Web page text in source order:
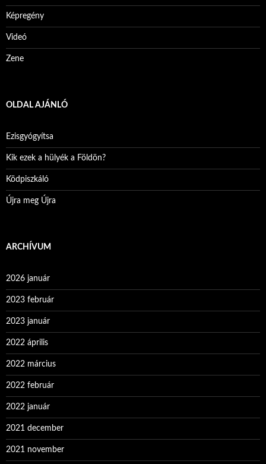
Képregény
Videó
Zene
OLDAL AJÁNLÓ
Ezisgyógyítsa
Kik ezek a hülyék a Földön?
Ködpiszkáló
Újra meg Újra
ARCHÍVUM
2026 január
2023 február
2023 január
2022 április
2022 március
2022 február
2022 január
2021 december
2021 november